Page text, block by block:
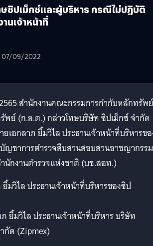
ซิปเม็กซ์และผู้บริหาร กรณีไม่ปฏิบัติ
นเจ้าหน้าที่
09/2022
สำนักงานคณะกรรมการกำกับหลักทรัพย์
ย์ (ก.ล.ต.) กล่าวโทษบริษัท ซิปเม็กซ์ จำกัด
เอกลาภ ยิ้มวิไล ประธานเจ้าหน้าที่บริหารข
ญชาการตำรวจสืบสวนสอบสวนอาชญากรรม
นักงานตำรวจแห่งชาติ (บช.สอท.)
ยิ้มวิไล ประธานเจ้าหน้าที่บริหาร บริษัท
กัด (Zipmex)